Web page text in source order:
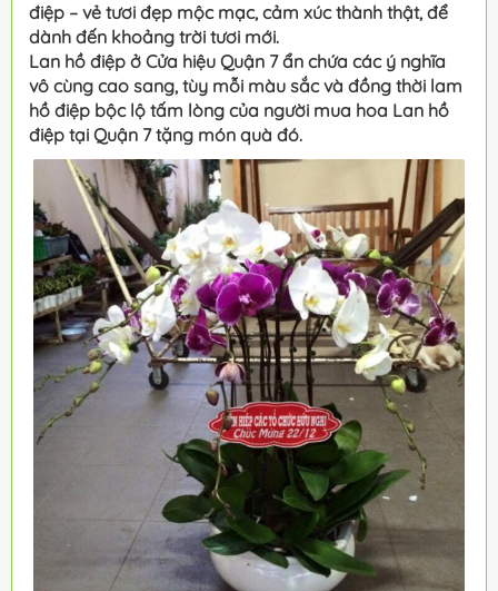
điệp – vẻ tươi đẹp mộc mạc, cảm xúc thành thật, để
dành đến khoảng trời tươi mới.
Lan hồ điệp ở Cửa hiệu Quận 7 ẩn chứa các ý nghĩa
vô cùng cao sang, tùy mỗi màu sắc và đồng thời lam
hồ điệp bộc lộ tấm lòng của người mua hoa Lan hồ
điệp tại Quận 7 tặng món quà đó.